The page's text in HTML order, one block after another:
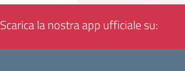
Scarica la nostra app ufficiale su: